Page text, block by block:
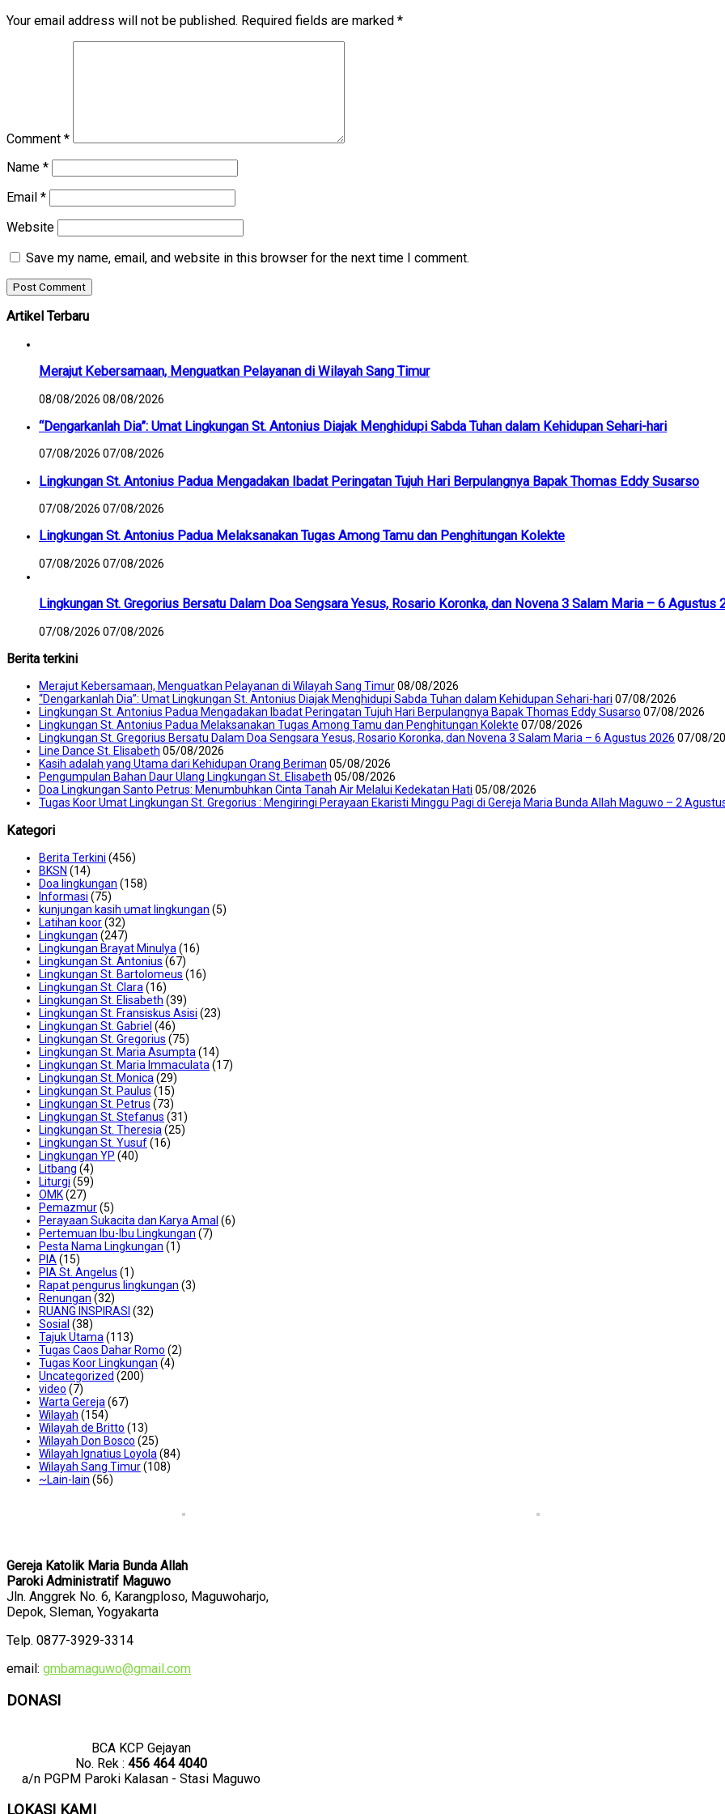
Your email address will not be published. Required fields are marked *
Comment *
Name *
Email *
Website
Save my name, email, and website in this browser for the next time I comment.
Artikel Terbaru
Merajut Kebersamaan, Menguatkan Pelayanan di Wilayah Sang Timur
08/08/2026 08/08/2026
“Dengarkanlah Dia”: Umat Lingkungan St. Antonius Diajak Menghidupi Sabda Tuhan dalam Kehidupan Sehari-hari
07/08/2026 07/08/2026
Lingkungan St. Antonius Padua Mengadakan Ibadat Peringatan Tujuh Hari Berpulangnya Bapak Thomas Eddy Susarso
07/08/2026 07/08/2026
Lingkungan St. Antonius Padua Melaksanakan Tugas Among Tamu dan Penghitungan Kolekte
07/08/2026 07/08/2026
Lingkungan St. Gregorius Bersatu Dalam Doa Sengsara Yesus, Rosario Koronka, dan Novena 3 Salam Maria – 6 Agustus
07/08/2026 07/08/2026
Berita terkini
Merajut Kebersamaan, Menguatkan Pelayanan di Wilayah Sang Timur08/08/2026
“Dengarkanlah Dia”: Umat Lingkungan St. Antonius Diajak Menghidupi Sabda Tuhan dalam Kehidupan Sehari-hari 07/08/2026
Lingkungan St. Antonius Padua Mengadakan Ibadat Peringatan Tujuh Hari Berpulangnya Bapak Thomas Eddy Susarso 07/08/2026
Lingkungan St. Antonius Padua Melaksanakan Tugas Among Tamu dan Penghitungan Kolekte 07/08/2026
Lingkungan St. Gregorius Bersatu Dalam Doa Sengsara Yesus, Rosario Koronka, dan Novena 3 Salam Maria – 6 Agustus 2026 07/08/
Line Dance St. Elisabeth 05/08/2026
Kasih adalah yang Utama dari Kehidupan Orang Beriman 05/08/2026
Pengumpulan Bahan Daur Ulang Lingkungan St. Elisabeth 05/08/2026
Doa Lingkungan Santo Petrus: Menumbuhkan Cinta Tanah Air Melalui Kedekatan Hati 05/08/2026
Tugas Koor Umat Lingkungan St. Gregorius : Mengiringi Perayaan Ekaristi Minggu Pagi di Gereja Maria Bunda Allah Maguwo – 2
Kategori
Berita Terkini (456)
BKSN (14)
Doa lingkungan (158)
Informasi (75)
kunjungan kasih umat lingkungan (5)
Latihan koor(32)
Lingkungan (247)
Lingkungan Brayat Minulya (16)
Lingkungan St. Antonius (67)
Lingkungan St. Bartolomeus (16)
Lingkungan St. Clara (16)
Lingkungan St. Elisabeth (39)
Lingkungan St. Fransiskus Asisi (23)
Lingkungan St. Gabriel (46)
Lingkungan St. Gregorius (75)
Lingkungan St. Maria Asumpta (14)
Lingkungan St. Maria Immaculata (17)
Lingkungan St. Monica (29)
Lingkungan St. Paulus (15)
Lingkungan St. Petrus (73)
Lingkungan St. Stefanus (31)
Lingkungan St. Theresia (25)
Lingkungan St. Yusuf(16)
Lingkungan YP (40)
Litbang (4)
Liturgi (59)
OMK(27)
Pemazmur(5)
Perayaan Sukacita dan Karya Amal (6)
Pertemuan Ibu-Ibu Lingkungan (7)
Pesta Nama Lingkungan (1)
PIA (15)
PIA St. Angelus (1)
Rapat pengurus lingkungan (3)
Renungan (32)
RUANG INSPIRASI (32)
Sosial (38)
Tajuk Utama (113)
Tugas Caos Dahar Romo (2)
Tugas Koor Lingkungan (4)
Uncategorized (200)
video (7)
Warta Gereja (67)
Wilayah (154)
Wilayah de Britto (13)
Wilayah Don Bosco (25)
Wilayah Ignatius Loyola (84)
Wilayah Sang Timur(108)
~Lain-lain (56)
Gereja Katolik Maria Bunda Allah
Paroki Administratif Maguwo
Jln. Anggrek No. 6, Karangploso, Maguwoharjo,
Depok, Sleman, Yogyakarta
Telp. 0877-3929-3314
email: gmbamaguwo@gmail.com
DONASI
BCA KCP Gejayan
No. Rek : 456 464 4040
a/n PGPM Paroki Kalasan - Stasi Maguwo
LOKASI KAMI